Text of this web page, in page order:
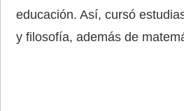
educación. Así, cursó
y filosofía, además de